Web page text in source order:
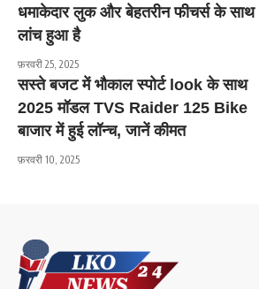
धमाकेदार लुक और बेहतरीन फीचर्स के साथ
लांच हुआ है
फ़रवरी 25, 2025
सस्ते बजट में भौकाल स्पोर्ट look के साथ
2025 मॉडल TVS Raider 125 Bike
बाजार में हुई लॉन्च, जानें कीमत
फ़रवरी 10, 2025